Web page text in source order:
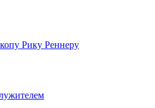
Рику Реннеру